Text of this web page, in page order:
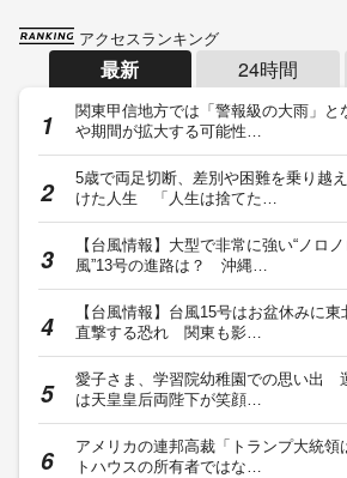
アクセスランキング
最新 24時間
関東甲信地方では「警報級の大雨」と
や期間が拡大する可能性…
5歳で両足切断、差別や困難を乗り越
けた人生 「人生は捨てた…
【台風情報】大型で非常に強い“ノロ
風”13号の進路は？ 沖縄…
【台風情報】台風15号はお盆休みに東
直撃する恐れ 関東も影…
愛子さま、学習院幼稚園での思い出
は天皇皇后両陛下が笑顔…
アメリカの連邦高裁「トランプ大統領
トハウスの所有者ではな…